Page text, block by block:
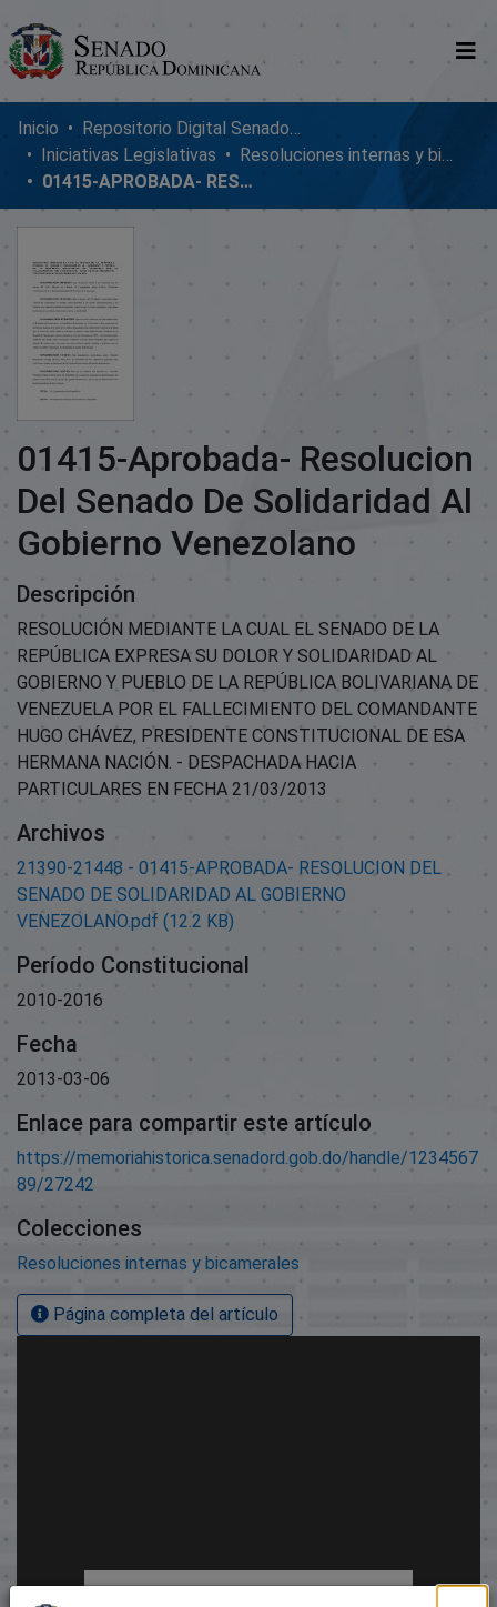
Comunidades
Glosario
Nosotros
Inicio
Repositorio Digital SenadoRD
Iniciativas Legislativas
Resoluciones internas y bicamerales
01415-APROBADA- RESOLUCION DEL SENADO DE SOLIDARIDAD AL GOBIERNO VENEZOLANO
01415-Aprobada- Resolucion
Del Senado De Solidaridad Al
Gobierno Venezolano
Descripción
RESOLUCIÓN MEDIANTE LA CUAL EL SENADO DE LA
REPÚBLICA EXPRESA SU DOLOR Y SOLIDARIDAD AL
GOBIERNO Y PUEBLO DE LA REPÚBLICA BOLIVARIANA DE
VENEZUELA POR EL FALLECIMIENTO DEL COMANDANTE
HUGO CHÁVEZ, PRESIDENTE CONSTITUCIONAL DE ESA
HERMANA NACIÓN. - DESPACHADA HACIA
PARTICULARES EN FECHA 21/03/2013
Archivos
21390-21448 - 01415-APROBADA- RESOLUCION DEL
SENADO DE SOLIDARIDAD AL GOBIERNO
VENEZOLANO.pdf (12.2 KB)
Período Constitucional
2010-2016
Fecha
2013-03-06
Enlace para compartir este artículo
https://memoriahistorica.senadord.gob.do/handle/1234567
89/27242
Colecciones
Resoluciones internas y bicamerales
Página completa del artículo